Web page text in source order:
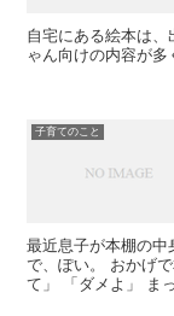
自宅にある絵本は、
ゃん向けの内容が多
子育てのこと
最近息子が本棚の
で、ぽい。 おかげで本はボロボロ、 部屋は散らかり放題。 「やめ
て」 「ダメよ」 まったく通じません。 そんなお年頃。 ということ